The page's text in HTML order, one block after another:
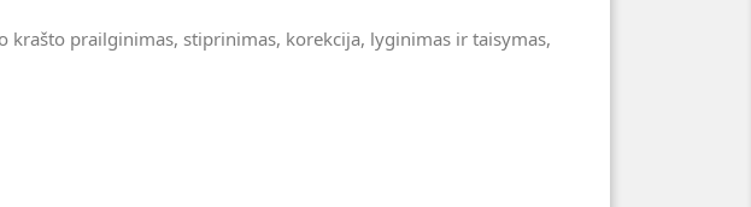
prailginimas, stiprinimas, korekcija, lyginimas ir taisymas,